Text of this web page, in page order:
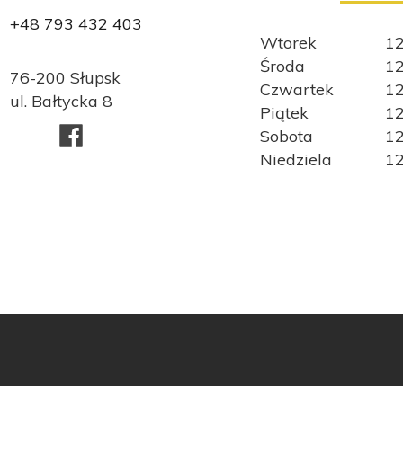
+48 793 432 403
76-200 Słupsk
ul. Bałtycka 8
Wtorek
Środa
Czwartek
Piątek
Sobota
Niedziela